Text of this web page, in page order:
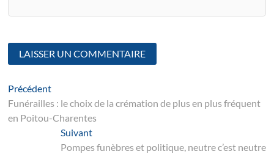
Navigation
de
PrécédentArticle
suivant
Funérailles : le choix de la crémation de plus en plus fréquent
en Poitou-Charentes
SuivantSuivant
post:
Pompes funèbres et politique, neutre c’est neutre